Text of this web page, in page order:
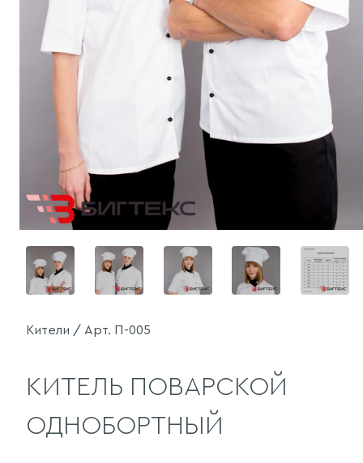
Кители / Арт. П-005
КИТЕЛЬ ПОВАРСКОЙ
ОДНОБОРТНЫЙ